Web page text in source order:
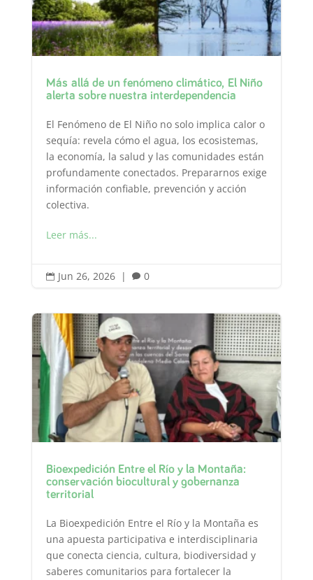
Más allá de un fenómeno climático, El Niño
alerta sobre nuestra interdependencia
El Fenómeno de El Niño no solo implica calor o
sequía: revela cómo el agua, los ecosistemas,
la economía, la salud y las comunidades están
profundamente conectados. Prepararnos exige
información confiable, prevención y acción
colectiva.
Leer más...
 Jun 26, 2026 |  0
Bioexpedición Entre el Río y la Montaña:
conservación biocultural y gobernanza
territorial
La Bioexpedición Entre el Río y la Montaña es
una apuesta participativa e interdisciplinaria
que conecta ciencia, cultura, biodiversidad y
saberes comunitarios para fortalecer la